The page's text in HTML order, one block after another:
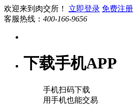
欢迎来到肉交所！ 立即登录 免费注册
客服热线： 400-166-9656
下载手机APP
手机扫码下载
用手机也能交易